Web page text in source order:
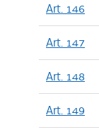
Art. 146
Art. 147
Art. 148
Art. 149